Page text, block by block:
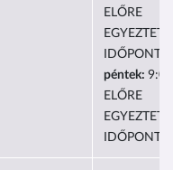
ELŐRE
péntek:
ELŐRE